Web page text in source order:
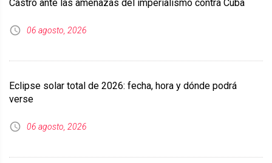
Castro ante las amenazas del imperialismo contra Cuba
06 agosto, 2026
Eclipse solar total de 2026: fecha, hora y dónde podrá
verse
06 agosto, 2026